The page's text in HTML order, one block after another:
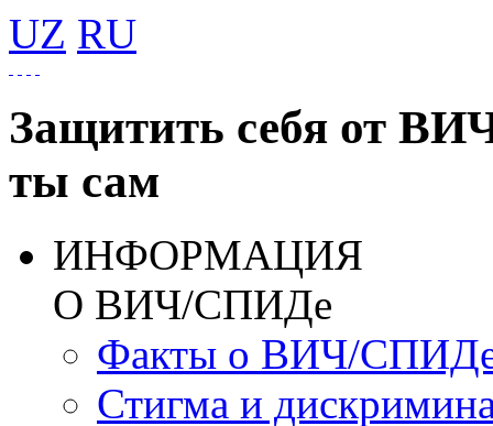
UZ RU
Защитить себя от
ты сам
ИНФОРМАЦИЯ
О ВИЧ/СПИДе
Факты о ВИЧ/
Стигма и